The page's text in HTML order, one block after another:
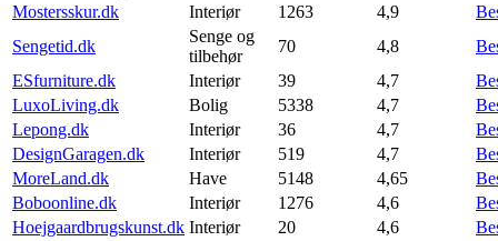
Mostersskur.dk
Interiør 1263 4,9
Sengetid.dk
Senge og
tilbehør
70 4,8
ESfurniture.dk
Interiør 39 4,7
LuxoLiving.dk
Bolig 5338 4,7
Lepong.dk
Interiør 36 4,7
DesignGaragen.dk
Interiør 519 4,7
MoreLand.dk
Have 5148 4,65
Boboonline.dk
Interiør 1276 4,6
Hoejgaardbrugskunst.dk Interiør 20 4,6